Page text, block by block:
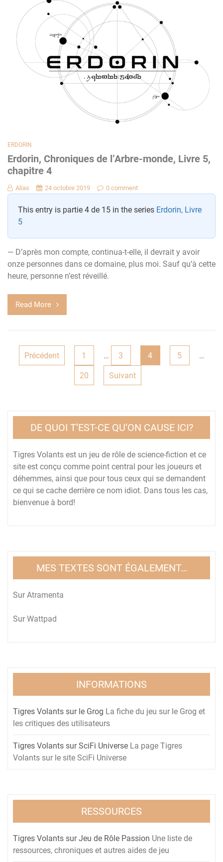
ERDORIN
Erdorin, Chroniques de l’Arbre-monde, Livre 5,
chapitre 4
Alias 24 octobre 2019 0 comment
This entry is partie 4 de 15 in the series Erdorin, Livre
5
— D’après mon compte, continua-t-elle, il devrait y avoir
onze personnes dans ce domaine, plus moi. Sauf qu’à cette
heure, personne n’est réveillé.
Read More
Pagination
Précédent 1 … 3 4 5 …
20 Suivant
DE QUOI T’EST-CE QU’ON CAUSE ICI?
Tigres Volants est un jeu de rôle de science-fiction et ce
site est conçu comme point central pour les joueurs et
déhemmes, ainsi que pour tous ceux qui se demandent
ce qui se cache derrière ce nom idiot. Dans tous les cas,
bienvenue à bord!
MES TEXTES SONT ÉGALEMENT…
Sur Atramenta
Sur Wattpad
INFORMATIONS
Tigres Volants sur le Grog La fiche du jeu sur le Grog et
les critiques des utilisateurs
Tigres Volants sur SciFi Universe La page Tigres
Volants sur le site SciFi Universe
RESSOURCES
Tigres Volants sur Jeu de Rôle Passion Une liste de
ressources, chroniques et autres aides de jeu